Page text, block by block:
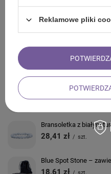
OPINIE
ZOBACZ
Bransoletka Siedem
34,29 zł / szt.
Bransoletka z białym
28,41 zł / szt.
Blue Spot Stone –
18,61 zł
Reklamowe pliki